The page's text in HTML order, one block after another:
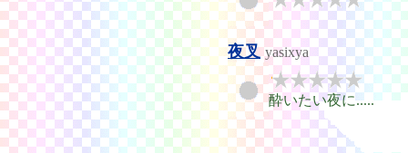
夜叉 yasixya
酔いたい夜に.....